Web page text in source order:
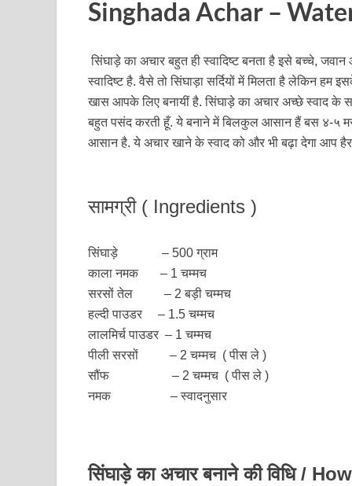
Singhada Achar –
सिंघाड़े का अचार बहुत ही स्वादिष्ट बनता है इसे बच्चे,
स्वादिष्ट है. वैसे तो सिंघाड़ा सर्दियों में मिलता है लेकिन
खास आपके लिए बनायीं है. सिंघाड़े का अचार अच्छे स्वाद के
बहुत पसंद करती हूँ. ये बनाने में बिलकुल आसान हैं बस ४-५
आसान है. ये अचार खाने के स्वाद को और भी बढ़ा देगा आप
सामग्री ( Ingredients )
सिंघाड़े – 500 ग्राम
काला नमक – 1 चम्मच
सरसों तेल – 2 बड़ी चम्मच
हल्दी पाउडर – 1.5 चम्मच
लालमिर्च पाउडर – 1 चम्मच
पीली सरसों – 2 चम्मच ( पीस ले )
सौंफ – 2 चम्मच ( पीस ले )
नमक – स्वादनुसार
सिंघाड़े का अचार बनाने की विधि /